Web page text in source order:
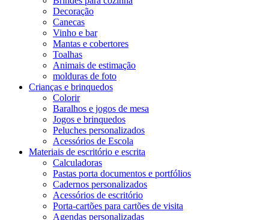
Decoração
Canecas
Vinho e bar
Mantas e cobertores
Toalhas
Animais de estimação
molduras de foto
Crianças e brinquedos
Colorir
Baralhos e jogos de mesa
Jogos e brinquedos
Peluches personalizados
Acessórios de Escola
Materiais de escritório e escrita
Calculadoras
Pastas porta documentos e portfólios
Cadernos personalizados
Acessórios de escritório
Porta-cartões para cartões de visita
Agendas personalizadas